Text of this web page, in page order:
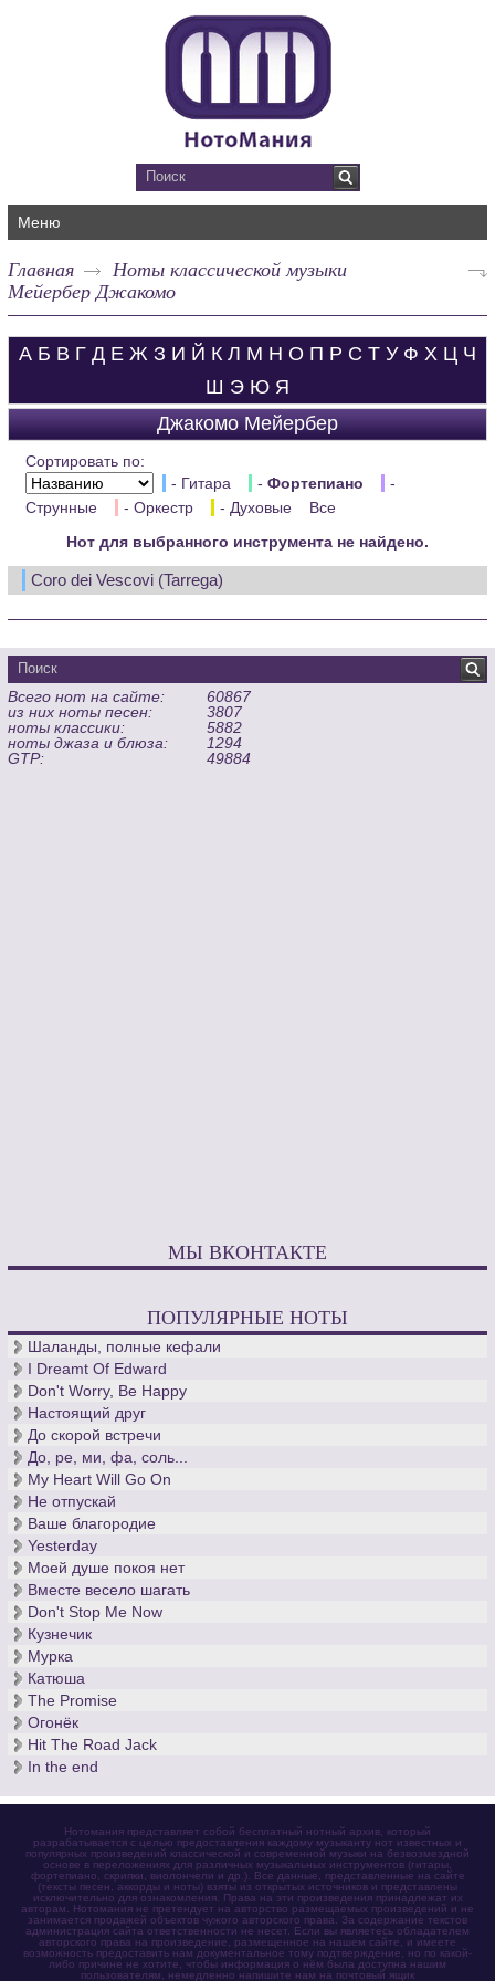
Меню
Главная
Ноты классической музыки
Мейербер Джакомо
А Б В Г Д Е Ж З И Й К Л М Н О П Р С Т У Ф Х Ц Ч
Ш Э Ю Я
Джакомо Мейербер
Сортировать по:
- Гитара
-Фортепиано
-
Струнные
- Оркестр - Духовые
Все
Нот для выбранного инструмента не найдено.
Coro dei Vescovi (Tarrega)
Всего нот на сайте:
60867
из них ноты песен:
3807
ноты классики:
5882
ноты джаза и блюза:
1294
GTP:
49884
МЫ ВКОНТАКТЕ
ПОПУЛЯРНЫЕ НОТЫ
Шаланды, полные кефали
I Dreamt Of Edward
Don't Worry, Be Happy
Настоящий друг
До скорой встречи
До, ре, ми, фа, соль...
My Heart Will Go On
Не отпускай
Ваше благородие
Yesterday
Моей душе покоя нет
Вместе весело шагать
Don't Stop Me Now
Кузнечик
Мурка
Катюша
The Promise
Огонёк
Hit The Road Jack
In the end
Нотомания представляет собой бесплатный нотный архив, который
разрабатывается с целью предоставления каждому музыканту нот известных и
популярных произведений классической и современной музыки на безвозмездной
основе в переложениях для различных музыкальных инструментов (гитары,
фортепиано, скрипки, виолончели и др.). Все данные, представленные на сайте
(тексты песен, аккорды и ноты) взяты из открытых источников и представлены
исключительно для ознакомления. Права на эти произведения принадлежат их
авторам. Нотомания не претендует на авторство размещаемых произведений и не
занимается продажей объектов чужого авторского права. За содержание текстов
администрация сайта ответственности не несет. Если вы являетесь обладателем
авторского права на произведение, размещенное на нашем сайте, и имеете
возможность предоставить нам документальное тому подтверждение, но по какой-
либо причине не хотите, чтобы информация о нём была доступна нашим
пользователям, немедленно напишите нам на почтовый ящик